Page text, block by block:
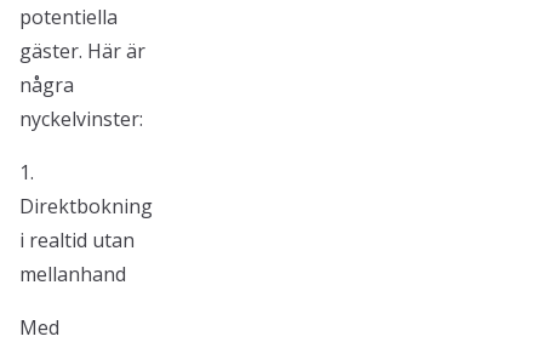
potentiella
gäster. Här är
några
nyckelvinster:
1.
Direktbokning
i realtid utan
mellanhand
Med